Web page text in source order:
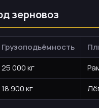
зерновоз
Грузоподъёмность
25 000 кг
18 900 кг